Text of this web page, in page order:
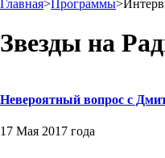
Главная>Программы>
Звезды на
Невероятный вопрос с
17 Мая 2017 года